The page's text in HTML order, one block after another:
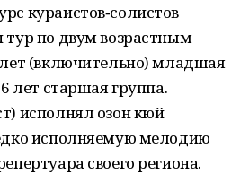
кураистов‑солистов
тур по двум возрастным
(включительно) младшая
лет старшая группа.
исполнял озон кюй
исполняемую мелодию
своего региона.